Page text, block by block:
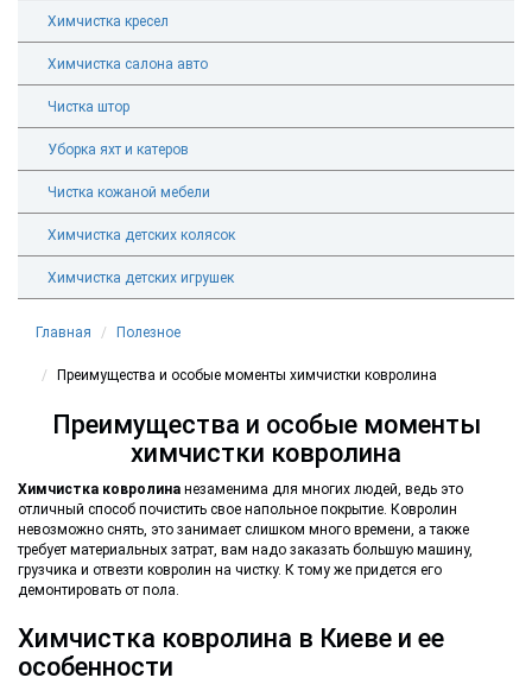
Химчистка кресел
Химчистка салона авто
Чистка штор
Уборка яхт и катеров
Чистка кожаной мебели
Химчистка детских колясок
Химчистка детских игрушек
Главная Полезное
Преимущества и особые моменты химчистки ковролина
Преимущества и особые моменты
химчистки ковролина
Химчистка ковролина незаменима для многих людей, ведь это
отличный способ почистить свое напольное покрытие. Ковролин
невозможно снять, это занимает слишком много времени, а также
требует материальных затрат, вам надо заказать большую машину,
грузчика и отвезти ковролин на чистку. К тому же придется его
демонтировать от пола.
Химчистка ковролина в Киеве и ее
особенности